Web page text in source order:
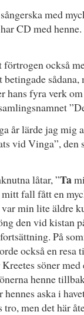
med
CD med
också
hans fyra verk
år lärde jag mig
vid Vinga”, den
låtar, ”Ta
fall fått en
min lite äldre
den vid kistan
På
också en resa
söner med
henne
aska i
tro, men det här